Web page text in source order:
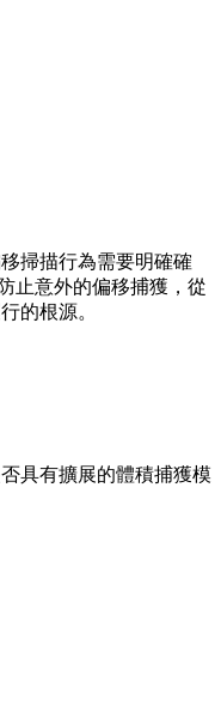
掃描行為需要明確確
止意外的偏移捕獲，從
的根源。
具有擴展的體積捕獲模